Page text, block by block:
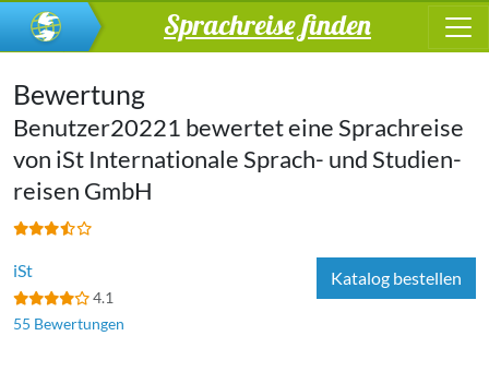
Sprachreise finden
Bewertung
Benutzer20221 bewertet eine Sprachreise
von iSt In­ter­na­tio­na­le Sprach- und Stu­di­en­
rei­sen GmbH
iSt
4.1
55 Bewertungen
Katalog bestellen